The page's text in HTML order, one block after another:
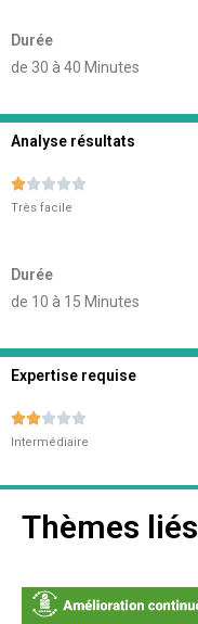
Durée
de 30 à 40 Minutes
Analyse résultats

Très facile
Durée
de 10 à 15 Minutes
Expertise requise

Intermédiaire
Thèmes liés